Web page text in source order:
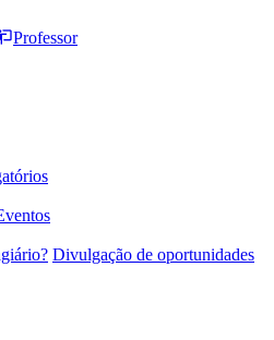
Professor
Divulgação de oportunidades